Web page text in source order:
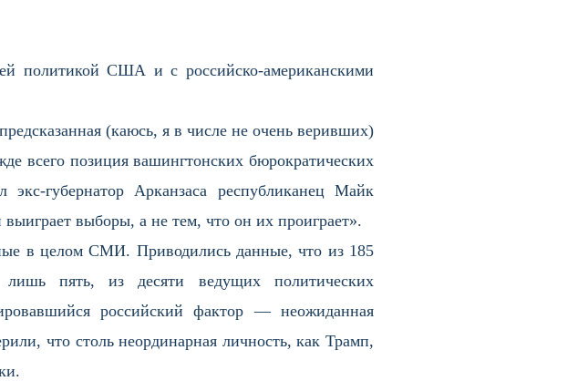
политикой США и с российско-американскими
(каюсь, я в числе не очень веривших)
всего позиция вашингтонских бюрократических
губернатор Арканзаса республиканец Майк
выборы, а не тем, что он их проиграет».
в целом СМИ. Приводились данные, что из 185
пять, из десяти ведущих политических
российский фактор — неожиданная
что столь неординарная личность, как Трамп,